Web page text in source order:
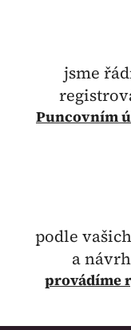
jsme
Puncovním
podle
a
provádíme